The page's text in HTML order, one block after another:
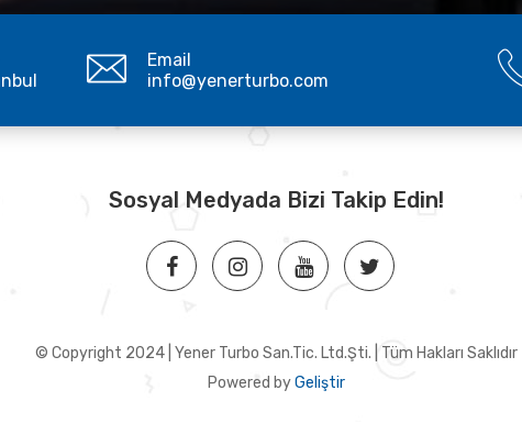
Email
info@yenerturbo.com
Sosyal Medyada Bizi Takip Edin!
© Copyright 2024 | Yener Turbo San.Tic. Ltd.Şti. | Tüm Hakları Saklıdır
Powered byGeliştir